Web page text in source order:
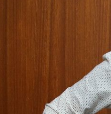
「90%は失敗する。でも…」本田